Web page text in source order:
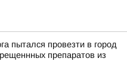
пытался провезти в город
препаратов из